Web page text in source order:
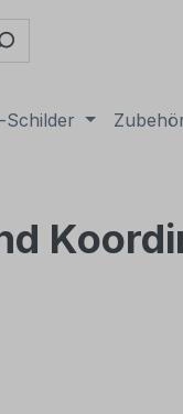
Schilder